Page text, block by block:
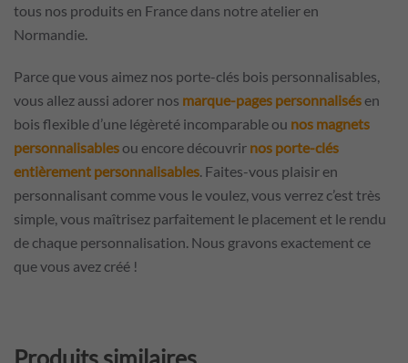
tous nos produits en France dans notre atelier en
Normandie.
Parce que vous aimez nos porte-clés bois personnalisables,
vous allez aussi adorer nos marque-pages personnalisés en
bois flexible d’une légèreté incomparable ou nos magnets
personnalisables ou encore découvrir nos porte-clés
entièrement personnalisables . Faites-vous plaisir en
personnalisant comme vous le voulez, vous verrez c’est très
simple, vous maîtrisez parfaitement le placement et le rendu
de chaque personnalisation. Nous gravons exactement ce
que vous avez créé !
Produits similaires